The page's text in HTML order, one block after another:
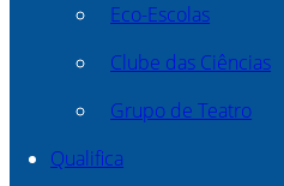
Eco-Escolas
Clube das Ciências
Grupo de Teatro
Qualifica